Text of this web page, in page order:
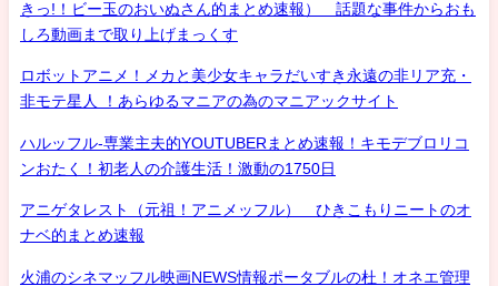
きっ!！ビー玉のおいぬさん的まとめ速報） 話題な事件からおも
しろ動画まで取り上げまっくす
ロボットアニメ！メカと美少女キャラだいすき永遠の非リア充・
非モテ星人 ！あらゆるマニアの為のマニアックサイト
ハルッフル-専業主夫的YOUTUBERまとめ速報！キモデブロリコ
ンおたく！初老人の介護生活！激動の1750日
アニゲタレスト（元祖！アニメッフル） ひきこもりニートのオ
ナベ的まとめ速報
火浦のシネマッフル映画NEWS情報ポータブルの杜！オネエ管理